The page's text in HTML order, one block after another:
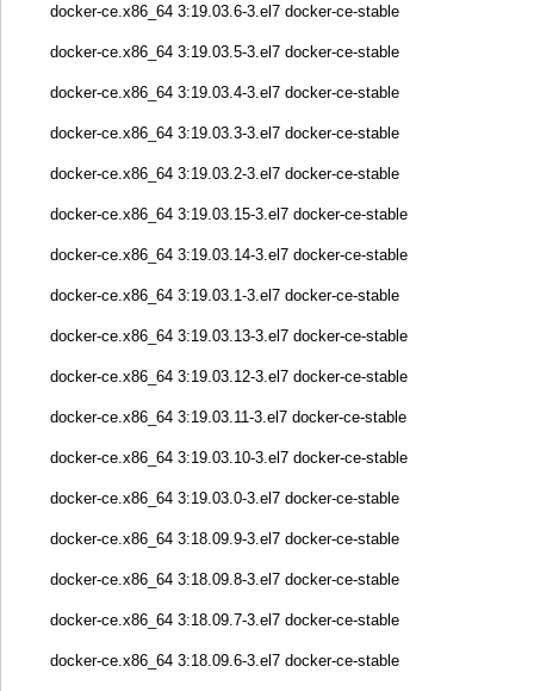
docker-ce.x86_64 3:19.03.6-3.el7 docker-ce-stable
docker-ce.x86_64 3:19.03.5-3.el7 docker-ce-stable
docker-ce.x86_64 3:19.03.4-3.el7 docker-ce-stable
docker-ce.x86_64 3:19.03.3-3.el7 docker-ce-stable
docker-ce.x86_64 3:19.03.2-3.el7 docker-ce-stable
docker-ce.x86_64 3:19.03.15-3.el7 docker-ce-stable
docker-ce.x86_64 3:19.03.14-3.el7 docker-ce-stable
docker-ce.x86_64 3:19.03.1-3.el7 docker-ce-stable
docker-ce.x86_64 3:19.03.13-3.el7 docker-ce-stable
docker-ce.x86_64 3:19.03.12-3.el7 docker-ce-stable
docker-ce.x86_64 3:19.03.11-3.el7 docker-ce-stable
docker-ce.x86_64 3:19.03.10-3.el7 docker-ce-stable
docker-ce.x86_64 3:19.03.0-3.el7 docker-ce-stable
docker-ce.x86_64 3:18.09.9-3.el7 docker-ce-stable
docker-ce.x86_64 3:18.09.8-3.el7 docker-ce-stable
docker-ce.x86_64 3:18.09.7-3.el7 docker-ce-stable
docker-ce.x86_64 3:18.09.6-3.el7 docker-ce-stable